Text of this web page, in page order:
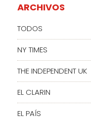
ARCHIVOS
TODOS
NY TIMES
THE INDEPENDENT UK
EL CLARIN
EL PAÍS